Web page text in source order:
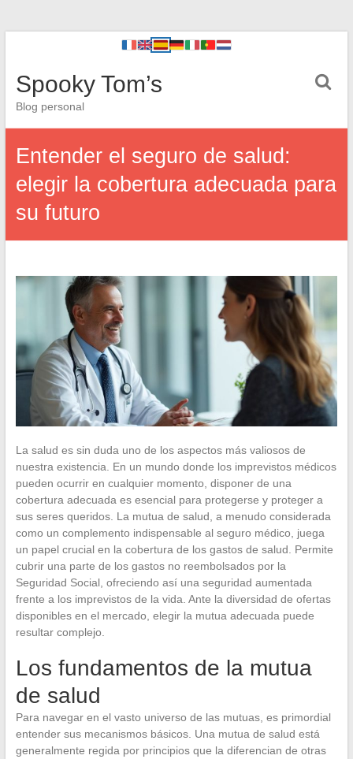
Spooky Tom’s
Blog personal
Entender el seguro de salud:
elegir la cobertura adecuada para
su futuro
La salud es sin duda uno de los aspectos más valiosos de
nuestra existencia. En un mundo donde los imprevistos médicos
pueden ocurrir en cualquier momento, disponer de una
cobertura adecuada es esencial para protegerse y proteger a
sus seres queridos. La mutua de salud, a menudo considerada
como un complemento indispensable al seguro médico, juega
un papel crucial en la cobertura de los gastos de salud. Permite
cubrir una parte de los gastos no reembolsados por la
Seguridad Social, ofreciendo así una seguridad aumentada
frente a los imprevistos de la vida. Ante la diversidad de ofertas
disponibles en el mercado, elegir la mutua adecuada puede
resultar complejo.
Los fundamentos de la mutua
de salud
Para navegar en el vasto universo de las mutuas, es primordial
entender sus mecanismos básicos. Una mutua de salud está
generalmente regida por principios que la diferencian de otras